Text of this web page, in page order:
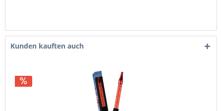
Kunden kauften auch